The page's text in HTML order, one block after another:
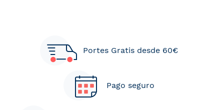
Portes Gratis desde 60€
Pago seguro